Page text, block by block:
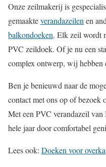
Onze zeilmakerij is
gemaakteverandazeilen en
balkondoeken. Elk zeil wordt
PVC zeildoek. Of je nu een
complex ontwerp, wij hebben
Ben je benieuwd naar de
contact met ons op of bezoek
Met een PVC verandazeil
hele jaar door comfortabel
Lees ook: Doeken voor